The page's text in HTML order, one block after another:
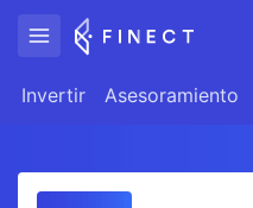
Invertir Asesoramiento